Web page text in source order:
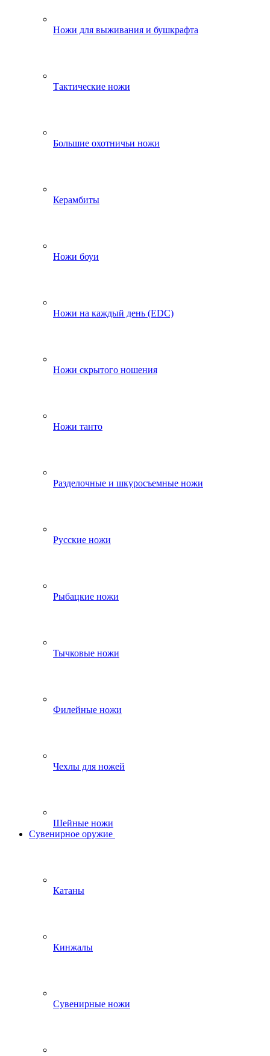
Ножи для выживания и бушкрафта
Тактические ножи
Большие охотничьи ножи
Керамбиты
Ножи боуи
Ножи на каждый день (EDC)
Ножи скрытого ношения
Ножи танто
Разделочные и шкуросъемные ножи
Русские ножи
Рыбацкие ножи
Тычковые ножи
Филейные ножи
Чехлы для ножей
Шейные ножи
Сувенирное оружие
Катаны
Кинжалы
Сувенирные ножи